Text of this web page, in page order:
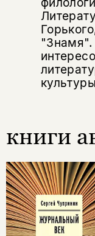
"Знамя".
книги